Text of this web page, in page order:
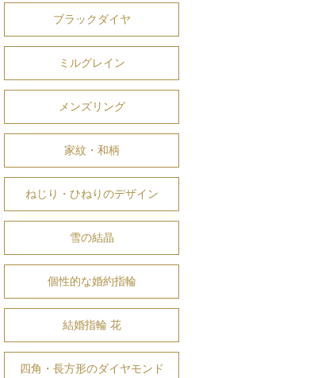
ブラックダイヤ
ミルグレイン
メンズリング
家紋・和柄
ねじり・ひねりのデザイン
雪の結晶
個性的な婚約指輪
結婚指輪 花
四角・長方形のダイヤモンド